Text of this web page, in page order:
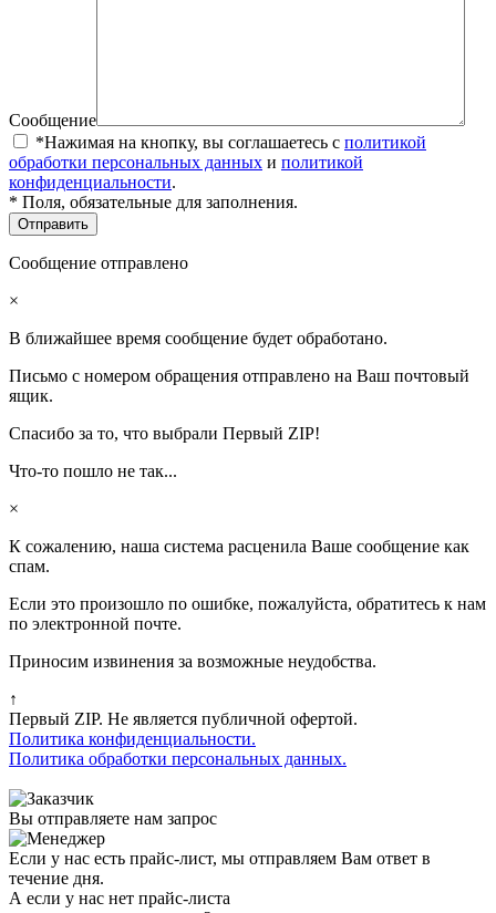
Сообщение
*Нажимая на кнопку, вы соглашаетесь с политикой
обработки персональных данных и политикой
конфиденциальности.
* Поля, обязательные для заполнения.
Сообщение отправлено
×
В ближайшее время сообщение будет обработано.
Письмо с номером обращения отправлено на Ваш почтовый
ящик.
Спасибо за то, что выбрали Первый ZIP!
Что-то пошло не так...
×
К сожалению, наша система расценила Ваше сообщение как
спам.
Если это произошло по ошибке, пожалуйста, обратитесь к нам
по электронной почте.
Приносим извинения за возможные неудобства.
↑
Первый ZIP. Не является публичной офертой.
Политика конфиденциальности.
Политика обработки персональных данных.
Вы отправляете нам запрос
Если у нас есть прайс-лист, мы отправляем Вам ответ в
течение дня.
А если у нас нет прайс-листа